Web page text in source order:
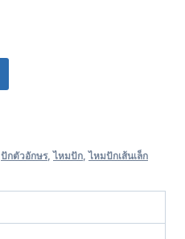
ปักตัวอักษร,ไหมปัก ,ไหมปักเส้นเล็ก